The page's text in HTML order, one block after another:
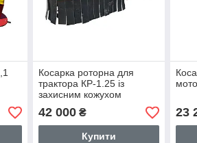
Косарка роторна для
трактора КР-1.25 із
захисним кожухом
42 000₴
Купити
23